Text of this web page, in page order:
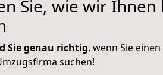
Sie, wie wir Ihnen
Sie genau richtig, wenn Sie
suchen!